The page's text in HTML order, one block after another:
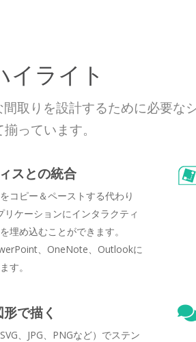
イライト
取りを設計するために必要な
っています。
スとの統合
コピー＆ペーストする代わり
リケーションにインタラクティ
埋め込むことができます。
、OneNote、Outlookに
す。
で描く
、JPG、PNGなど）でステン